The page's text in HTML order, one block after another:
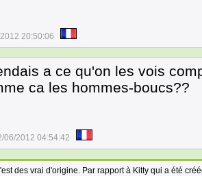
20:50:06
a ce qu'on les vois
ca les hommes-boucs??
06/2012 04:54:42
des vrai d'origine. Par rapport à Kitty qui a été